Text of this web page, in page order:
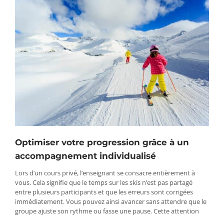
Optimiser votre progression grâce à un
accompagnement individualisé
Lors d’un cours privé, l’enseignant se consacre entièrement à
vous. Cela signifie que le temps sur les skis n’est pas partagé
entre plusieurs participants et que les erreurs sont corrigées
immédiatement. Vous pouvez ainsi avancer sans attendre que le
groupe ajuste son rythme ou fasse une pause. Cette attention